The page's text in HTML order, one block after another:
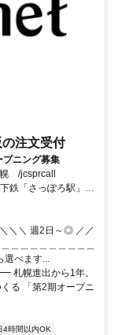
注文受付
プニング募集
/jcsprcall
鉄「さっぽろ駅」か
＼＼ 週2日～◎ ／／
＿＿＿＿＿＿＿＿＿
選べます...
進出から1年。
る 「第2期オープニ
4時間以内OK